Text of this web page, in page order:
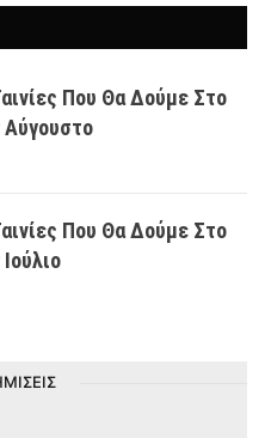
Που Θα Δούμε Στο
Αύγουστο
Που Θα Δούμε Στο